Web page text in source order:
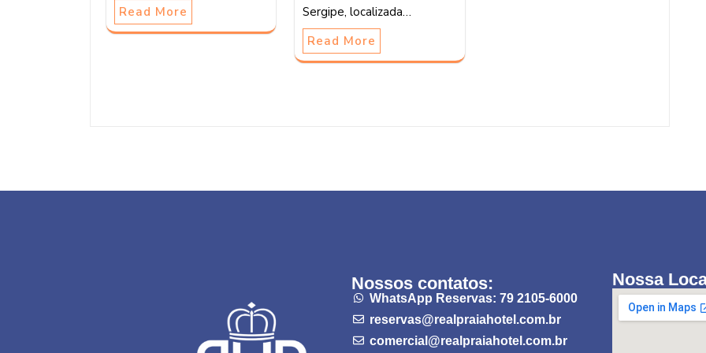
Read More
Sergipe, localizada…
Read More
Nossos contatos:
WhatsApp Reservas: 79 2105-6000
reservas@realpraiahotel.com.br
comercial@realpraiahotel.com.br
Nossa